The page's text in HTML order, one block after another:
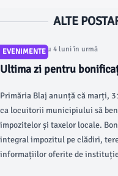
ALTE
EVENIMENTE
Articol postat cu 4 luni în urmă
Ultima zi pentru
Primăria Blaj anunță că marți,
ca locuitorii municipiului să
impozitelor și taxelor locale.
integral impozitul pe clădiri,
informațiilor oferite de